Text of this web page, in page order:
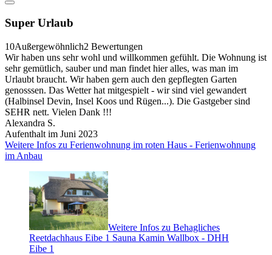
Super Urlaub
10Außergewöhnlich2 Bewertungen
Wir haben uns sehr wohl und willkommen gefühlt. Die Wohnung ist
sehr gemütlich, sauber und man findet hier alles, was man im
Urlaubt braucht. Wir haben gern auch den gepflegten Garten
genosssen. Das Wetter hat mitgespielt - wir sind viel gewandert
(Halbinsel Devin, Insel Koos und Rügen...). Die Gastgeber sind
SEHR nett. Vielen Dank !!!
Alexandra S.
Aufenthalt im Juni 2023
Weitere Infos zu Ferienwohnung im roten Haus - Ferienwohnung
im Anbau
Weitere Infos zu Behagliches
Reetdachhaus Eibe 1 Sauna Kamin Wallbox - DHH
Eibe 1